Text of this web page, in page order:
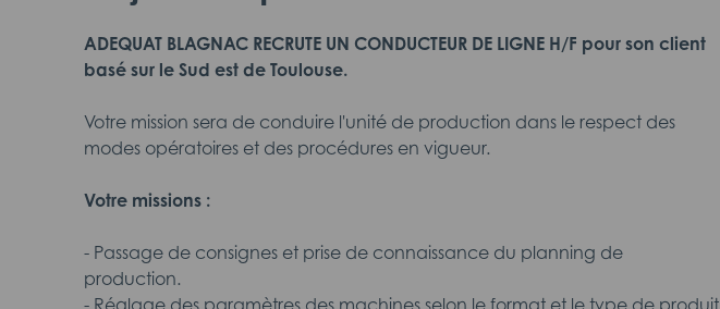
ADEQUAT BLAGNAC RECRUTE UN CONDUCTEUR DE LIGNE H/F pour son client
basé sur le Sud est de Toulouse.
Votre mission sera de conduire l'unité de production dans le respect des
modes opératoires et des procédures en vigueur.
Votre missions :
- Passage de consignes et prise de connaissance du planning de
production.
- Réglage des paramètres des machines selon le format et le type de produit